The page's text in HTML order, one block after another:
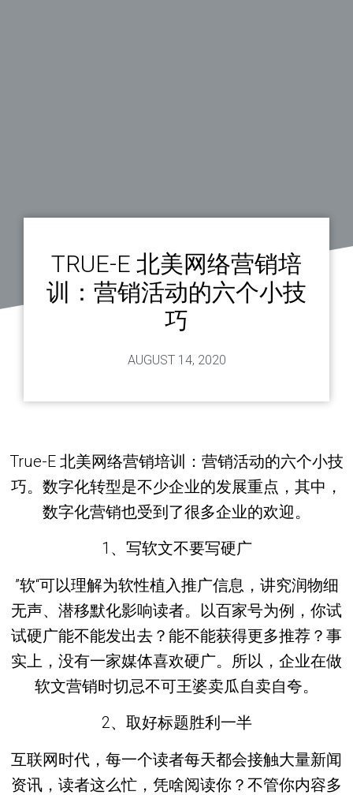
TRUE-E 北美网络营销培
训：营销活动的六个小技
巧
AUGUST 14, 2020
True-E 北美网络营销培训：营销活动的六个小技
巧。数字化转型是不少企业的发展重点，其中，
数字化营销也受到了很多企业的欢迎。
1、写软文不要写硬广
”软“可以理解为软性植入推广信息，讲究润物细
无声、潜移默化影响读者。以百家号为例，你试
试硬广能不能发出去？能不能获得更多推荐？事
实上，没有一家媒体喜欢硬广。所以，企业在做
软文营销时切忌不可王婆卖瓜自卖自夸。
2、取好标题胜利一半
互联网时代，每一个读者每天都会接触大量新闻
资讯，读者这么忙，凭啥阅读你？不管你内容多